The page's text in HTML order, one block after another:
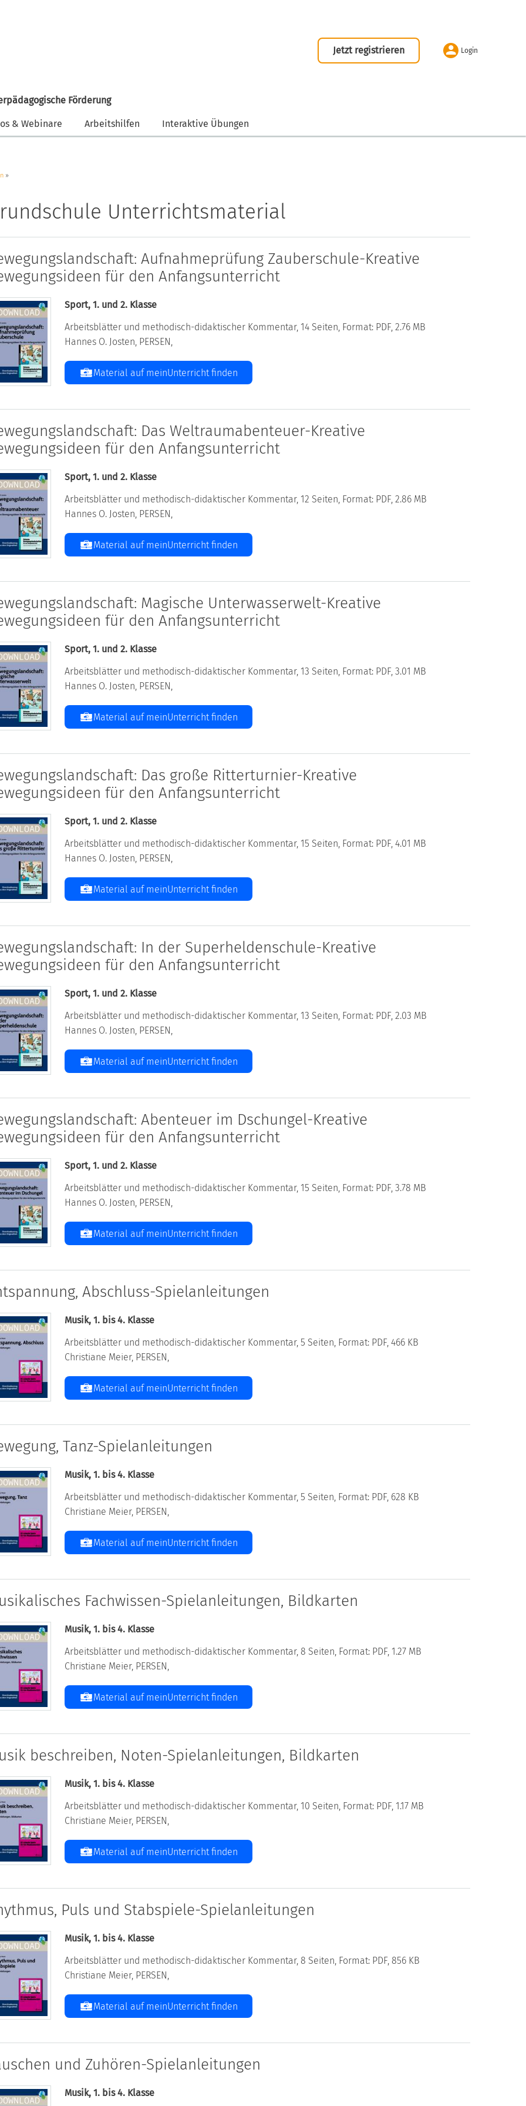
Jetzt registrieren Login
& Webinare Arbeitshilfen Interaktive Übungen
Förderung
Unterrichtsmaterial
Aufnahmeprüfung Zauberschule-Kreative
für den Anfangsunterricht
Sport, 1. und 2. Klasse
Arbeitsblätter und methodisch-didaktischer Kommentar, 14 Seiten, Format: PDF, 2.76 MB
Hannes O. Josten, PERSEN,
Material auf meinUnterricht finden
Das Weltraumabenteuer-Kreative
für den Anfangsunterricht
Sport, 1. und 2. Klasse
Arbeitsblätter und methodisch-didaktischer Kommentar, 12 Seiten, Format: PDF, 2.86 MB
Hannes O. Josten, PERSEN,
Material auf meinUnterricht finden
Magische Unterwasserwelt-Kreative
für den Anfangsunterricht
Sport, 1. und 2. Klasse
Arbeitsblätter und methodisch-didaktischer Kommentar, 13 Seiten, Format: PDF, 3.01 MB
Hannes O. Josten, PERSEN,
Material auf meinUnterricht finden
Das große Ritterturnier-Kreative
für den Anfangsunterricht
Sport, 1. und 2. Klasse
Arbeitsblätter und methodisch-didaktischer Kommentar, 15 Seiten, Format: PDF, 4.01 MB
Hannes O. Josten, PERSEN,
Material auf meinUnterricht finden
In der Superheldenschule-Kreative
für den Anfangsunterricht
Sport, 1. und 2. Klasse
Arbeitsblätter und methodisch-didaktischer Kommentar, 13 Seiten, Format: PDF, 2.03 MB
Hannes O. Josten, PERSEN,
Material auf meinUnterricht finden
Abenteuer im Dschungel-Kreative
für den Anfangsunterricht
Sport, 1. und 2. Klasse
Arbeitsblätter und methodisch-didaktischer Kommentar, 15 Seiten, Format: PDF, 3.78 MB
Hannes O. Josten, PERSEN,
Material auf meinUnterricht finden
Abschluss-Spielanleitungen
Musik, 1. bis 4. Klasse
Arbeitsblätter und methodisch-didaktischer Kommentar, 5 Seiten, Format: PDF, 466 KB
Christiane Meier, PERSEN,
Material auf meinUnterricht finden
Tanz-Spielanleitungen
Musik, 1. bis 4. Klasse
Arbeitsblätter und methodisch-didaktischer Kommentar, 5 Seiten, Format: PDF, 628 KB
Christiane Meier, PERSEN,
Material auf meinUnterricht finden
Fachwissen-Spielanleitungen, Bildkarten
Musik, 1. bis 4. Klasse
Arbeitsblätter und methodisch-didaktischer Kommentar, 8 Seiten, Format: PDF, 1.27 MB
Christiane Meier, PERSEN,
Material auf meinUnterricht finden
beschreiben, Noten-Spielanleitungen, Bildkarten
Musik, 1. bis 4. Klasse
Arbeitsblätter und methodisch-didaktischer Kommentar, 10 Seiten, Format: PDF, 1.17 MB
Christiane Meier, PERSEN,
Material auf meinUnterricht finden
Puls und Stabspiele-Spielanleitungen
Musik, 1. bis 4. Klasse
Arbeitsblätter und methodisch-didaktischer Kommentar, 8 Seiten, Format: PDF, 856 KB
Christiane Meier, PERSEN,
Material auf meinUnterricht finden
und Zuhören-Spielanleitungen
Musik, 1. bis 4. Klasse